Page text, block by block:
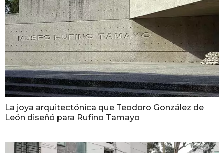
La joya arquitectónica que Teodoro González de
León diseñó para Rufino Tamayo